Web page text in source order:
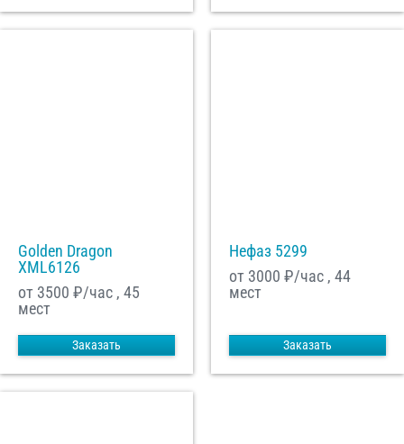
Golden Dragon
XML6126
от 3500 ₽/час , 45
мест
Заказать
Нефаз 5299
от 3000 ₽/час , 44
мест
Заказать